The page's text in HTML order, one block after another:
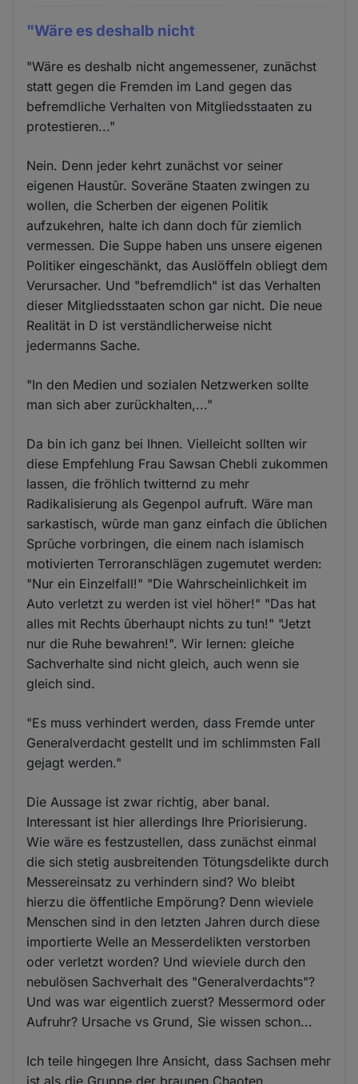
"Wäre es deshalb nicht
"Wäre es deshalb nicht angemessener, zunächst
statt gegen die Fremden im Land gegen das
befremdliche Verhalten von Mitgliedsstaaten zu
protestieren..."
Nein. Denn jeder kehrt zunächst vor seiner
eigenen Haustūr. Soveräne Staaten zwingen zu
wollen, die Scherben der eigenen Politik
aufzukehren, halte ich dann doch fūr ziemlich
vermessen. Die Suppe haben uns unsere eigenen
Politiker eingeschänkt, das Auslöffeln obliegt dem
Verursacher. Und "befremdlich" ist das Verhalten
dieser Mitgliedsstaaten schon gar nicht. Die neue
Realität in D ist verständlicherweise nicht
jedermanns Sache.
"In den Medien und sozialen Netzwerken sollte
man sich aber zurückhalten,..."
Da bin ich ganz bei Ihnen. Vielleicht sollten wir
diese Empfehlung Frau Sawsan Chebli zukommen
lassen, die fröhlich twitternd zu mehr
Radikalisierung als Gegenpol aufruft. Wäre man
sarkastisch, wūrde man ganz einfach die ūblichen
Sprūche vorbringen, die einem nach islamisch
motivierten Terroranschlägen zugemutet werden:
"Nur ein Einzelfall!" "Die Wahrscheinlichkeit im
Auto verletzt zu werden ist viel höher!" "Das hat
alles mit Rechts ūberhaupt nichts zu tun!" "Jetzt
nur die Ruhe bewahren!". Wir lernen: gleiche
Sachverhalte sind nicht gleich, auch wenn sie
gleich sind.
"Es muss verhindert werden, dass Fremde unter
Generalverdacht gestellt und im schlimmsten Fall
gejagt werden."
Die Aussage ist zwar richtig, aber banal.
Interessant ist hier allerdings Ihre Priorisierung.
Wie wäre es festzustellen, dass zunächst einmal
die sich stetig ausbreitenden Tötungsdelikte durch
Messereinsatz zu verhindern sind? Wo bleibt
hierzu die öffentliche Empörung? Denn wieviele
Menschen sind in den letzten Jahren durch diese
importierte Welle an Messerdelikten verstorben
oder verletzt worden? Und wieviele durch den
nebulösen Sachverhalt des "Generalverdachts"?
Und was war eigentlich zuerst? Messermord oder
Aufruhr? Ursache vs Grund, Sie wissen schon...
Ich teile hingegen Ihre Ansicht, dass Sachsen mehr